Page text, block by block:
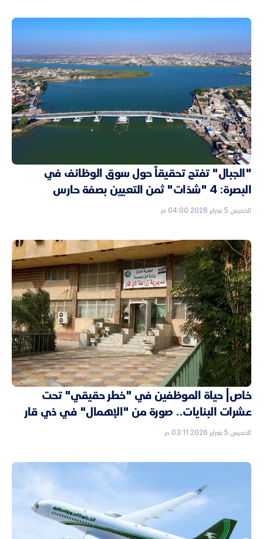
"الجبال" تفتح تحقيقاً حول سوق الوظائف في
البصرة: 4 "شدّات" ثمن التعيين بصفة حارس
الخميس 5 فبراير 2026 04:00 م
خاص| حياة الموظفين في "خطر حقيقي" تحت
عشرات البنايات.. صورة من "الإهمال" في ذي قار
الخميس 5 فبراير 2026 03:11 م